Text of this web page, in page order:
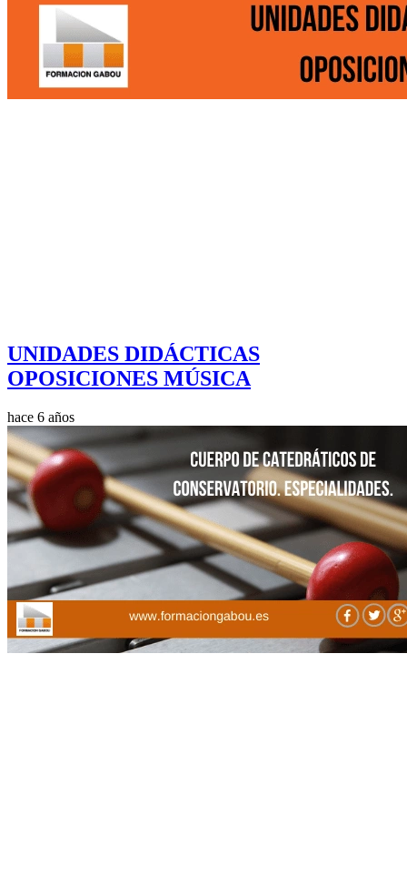
UNIDADES DIDÁCTICAS
OPOSICIONES MÚSICA
hace 6 años